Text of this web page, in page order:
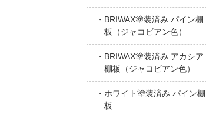
BRIWAX塗装済み パイン棚
板（ジャコビアン色）
BRIWAX塗装済み アカシア
棚板（ジャコビアン色）
ホワイト塗装済み パイン棚
板